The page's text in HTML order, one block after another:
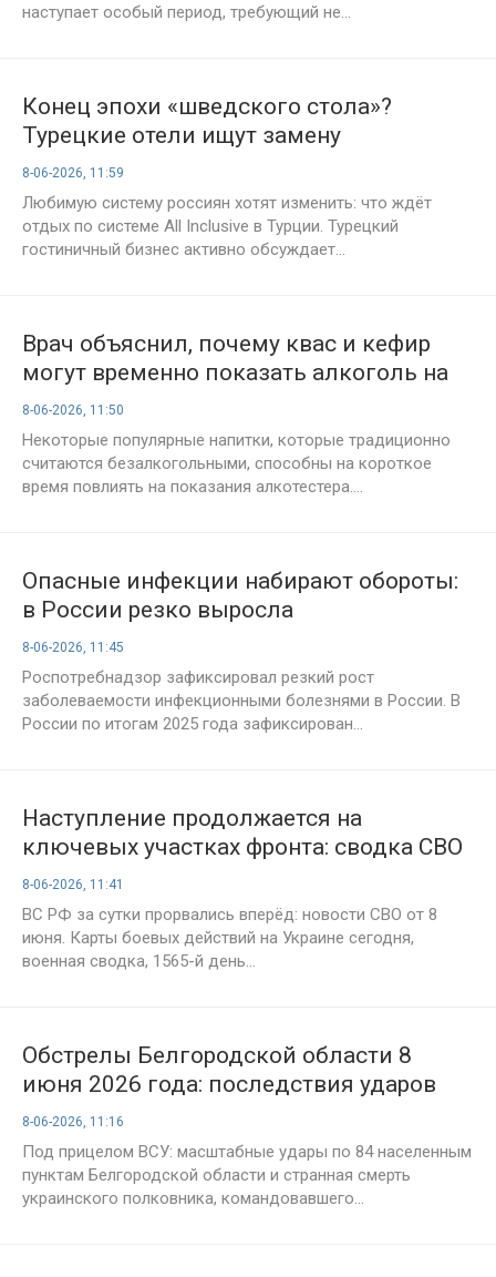
наступает особый период, требующий не...
Конец эпохи «шведского стола»?
Турецкие отели ищут замену
классическому «Всё включено»
8-06-2026, 11:59
Любимую систему россиян хотят изменить: что ждёт
отдых по системе All Inclusive в Турции. Турецкий
гостиничный бизнес активно обсуждает...
Врач объяснил, почему квас и кефир
могут временно показать алкоголь на
алкотестере
8-06-2026, 11:50
Некоторые популярные напитки, которые традиционно
считаются безалкогольными, способны на короткое
время повлиять на показания алкотестера....
Опасные инфекции набирают обороты:
в России резко выросла
заболеваемость корью, краснухой и
гемофильной инфекцией
8-06-2026, 11:45
Роспотребнадзор зафиксировал резкий рост
заболеваемости инфекционными болезнями в России. В
России по итогам 2025 года зафиксирован...
Наступление продолжается на
ключевых участках фронта: сводка СВО
на 8 июня 2026 года, карты боевых
действий и главные события 1565-го
дня спецоперации
8-06-2026, 11:41
ВС РФ за сутки прорвались вперёд: новости СВО от 8
июня. Карты боевых действий на Украине сегодня,
военная сводка, 1565-й день...
Обстрелы Белгородской области 8
июня 2026 года: последствия ударов
ВСУ, пострадавшие и свежая
обстановка в регионе
8-06-2026, 11:16
Под прицелом ВСУ: масштабные удары по 84 населенным
пунктам Белгородской области и странная смерть
украинского полковника, командовавшего...